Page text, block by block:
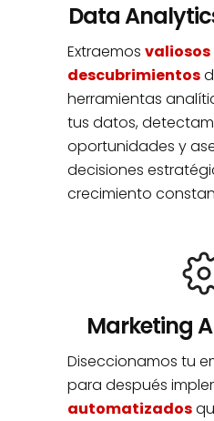
Data
Extraemos valiosos
descubrimientos
herramientas
tus datos,
oportunidades y
decisiones
crecimiento
Marketing
Diseccionamos tu
para después
automatizados